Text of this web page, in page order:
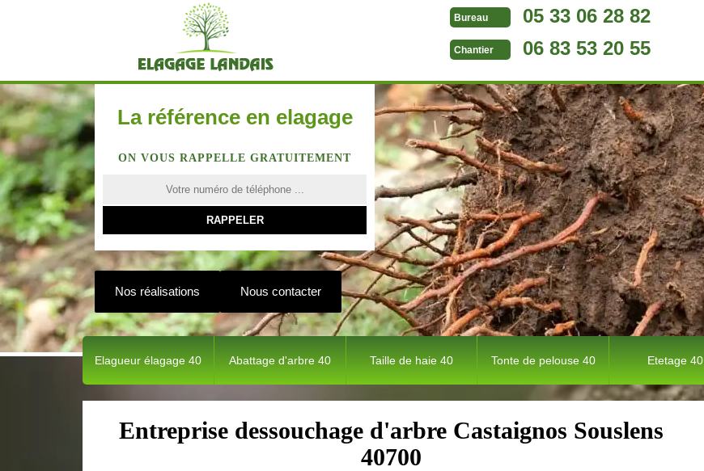
Bureau 05 33 06 28 82
Chantier 06 83 53 20 55
La référence en elagage
ON VOUS RAPPELLE GRATUITEMENT
Nos réalisations Nous contacter
Elagueur élagage 40 Abattage d'arbre 40 Taille de haie 40 Tonte de pelouse 40 Etetage 40
Entreprise dessouchage d'arbre Castaignos Souslens
40700